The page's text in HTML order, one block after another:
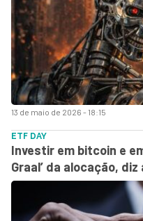
13 de maio de 2026 - 18:15
ETF DAY
Investir em bitcoin e
Graal’ da alocação,